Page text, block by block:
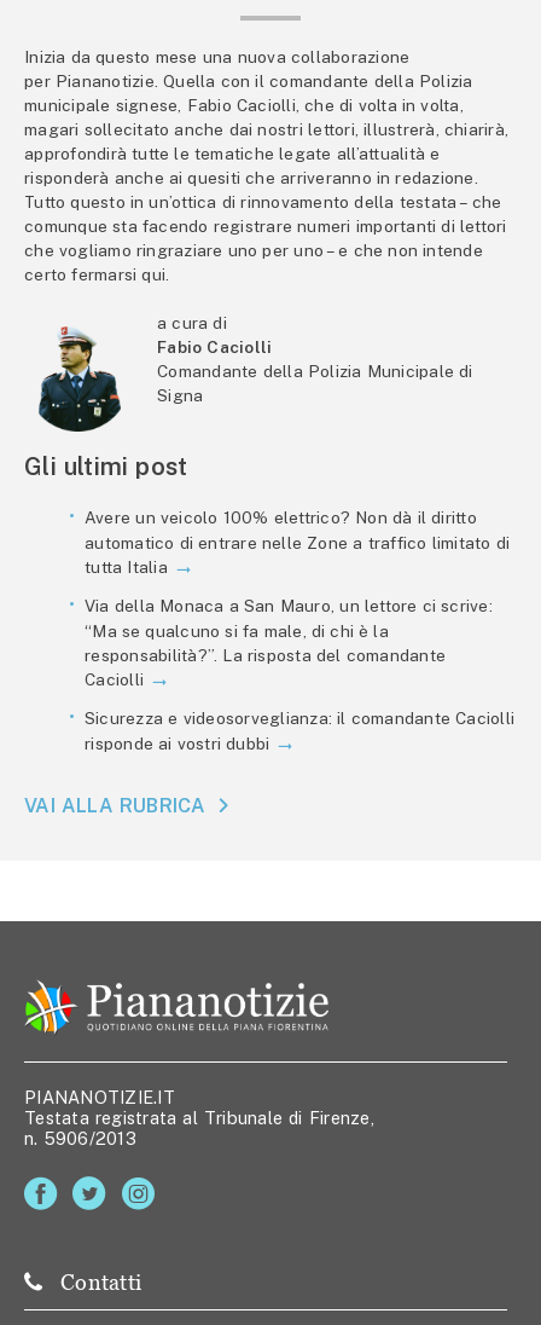
Inizia da questo mese una nuova collaborazione
per Piananotizie. Quella con il comandante della Polizia
municipale signese, Fabio Caciolli, che di volta in volta,
magari sollecitato anche dai nostri lettori, illustrerà, chiarirà,
approfondirà tutte le tematiche legate all’attualità e
risponderà anche ai quesiti che arriveranno in redazione.
Tutto questo in un’ottica di rinnovamento della testata – che
comunque sta facendo registrare numeri importanti di lettori
che vogliamo ringraziare uno per uno – e che non intende
certo fermarsi qui.
a cura di
Fabio Caciolli
Comandante della Polizia Municipale di
Signa
Gli ultimi post
Avere un veicolo 100% elettrico? Non dà il diritto
automatico di entrare nelle Zone a traffico limitato di
tutta Italia
Via della Monaca a San Mauro, un lettore ci scrive:
“Ma se qualcuno si fa male, di chi è la
responsabilità?”. La risposta del comandante
Caciolli
Sicurezza e videosorveglianza: il comandante Caciolli
risponde ai vostri dubbi
VAI ALLA RUBRICA
PIANANOTIZIE.IT
Testata registrata al Tribunale di Firenze,
n. 5906/2013
Contatti